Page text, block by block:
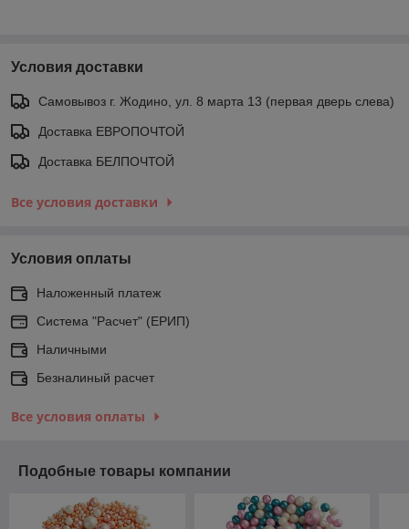
Условия доставки
Самовывоз г. Жодино, ул. 8 марта 13 (первая дверь слева)
Доставка ЕВРОПОЧТОЙ
Доставка БЕЛПОЧТОЙ
Все условия доставки
Условия оплаты
Наложенный платеж
Система "Расчет" (ЕРИП)
Наличными
Безналиный расчет
Все условия оплаты
Подобные товары компании